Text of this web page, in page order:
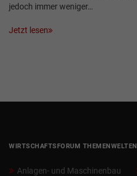
jedoch immer weniger…
Jetzt lesen
WIRTSCHAFTSFORUM THEMENWELTEN
Anlagen- und Maschinenbau